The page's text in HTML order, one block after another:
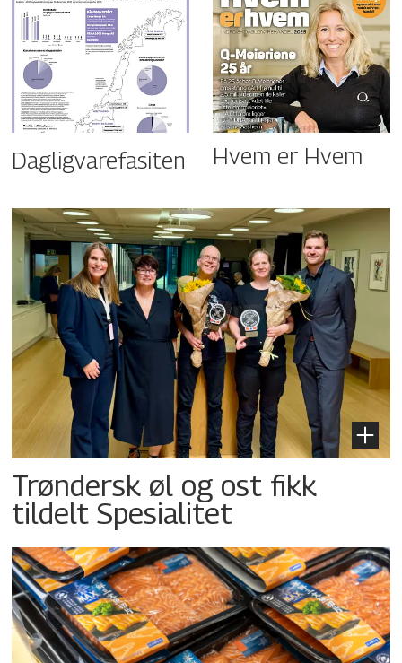
Dagligvarefasiten Hvem er Hvem
Trøndersk øl og ost fikk
tildelt Spesialitet